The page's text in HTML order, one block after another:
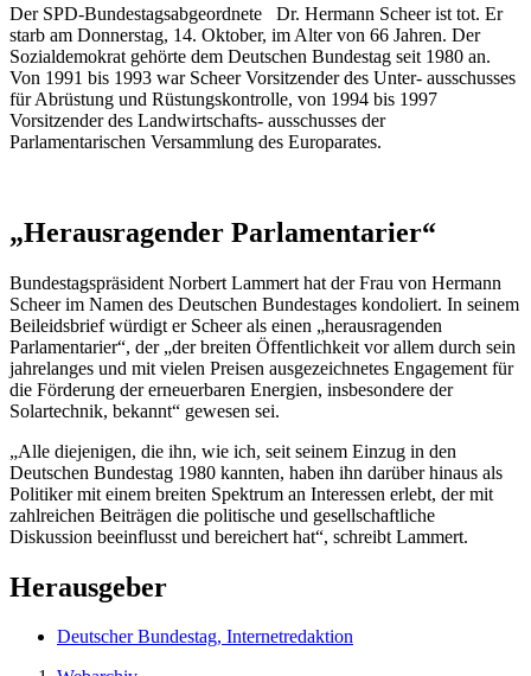
Der SPD-Bundestagsabgeordnete Dr. Hermann Scheer ist tot. Er
starb am Donnerstag, 14. Oktober, im Alter von 66 Jahren. Der
Sozialdemokrat gehörte dem Deutschen Bundestag seit 1980 an.
Von 1991 bis 1993 war Scheer Vorsitzender des Unter- ausschusses
für Abrüstung und Rüstungskontrolle, von 1994 bis 1997
Vorsitzender des Landwirtschafts- ausschusses der
Parlamentarischen Versammlung des Europarates.
„Herausragender Parlamentarier“
Bundestagspräsident Norbert Lammert hat der Frau von Hermann
Scheer im Namen des Deutschen Bundestages kondoliert. In seinem
Beileidsbrief würdigt er Scheer als einen „herausragenden
Parlamentarier“, der „der breiten Öffentlichkeit vor allem durch sein
jahrelanges und mit vielen Preisen ausgezeichnetes Engagement für
die Förderung der erneuerbaren Energien, insbesondere der
Solartechnik, bekannt“ gewesen sei.
„Alle diejenigen, die ihn, wie ich, seit seinem Einzug in den
Deutschen Bundestag 1980 kannten, haben ihn darüber hinaus als
Politiker mit einem breiten Spektrum an Interessen erlebt, der mit
zahlreichen Beiträgen die politische und gesellschaftliche
Diskussion beeinflusst und bereichert hat“, schreibt Lammert.
Herausgeber
Deutscher Bundestag, Internetredaktion